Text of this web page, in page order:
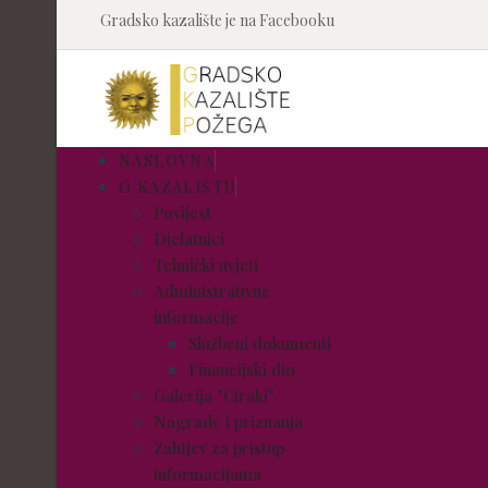
Gradsko kazalište je na Facebooku
NASLOVNA
O KAZALIŠTU
Povijest
Djelatnici
Tehnički uvjeti
Administrativne
informacije
Službeni dokumenti
Financijski dio
Galerija "Ciraki"
Nagrade i priznanja
Zahtjev za pristup
informacijama